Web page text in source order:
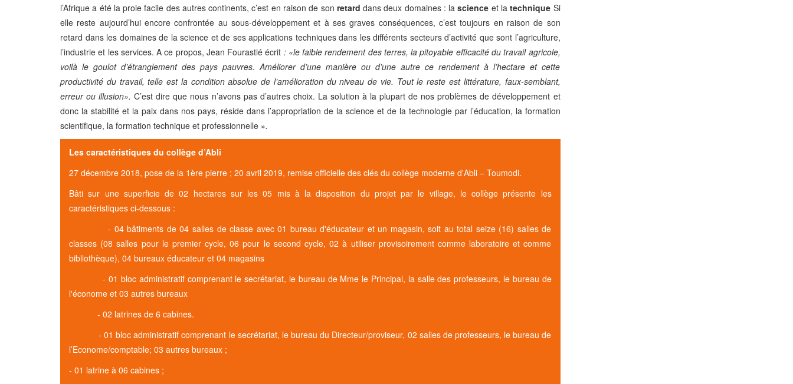
l’Afrique a été la proie facile des autres continents, c’est en raison de son retard dans deux domaines : lascience et latechnique Si
elle reste aujourd’hui encore confrontée au sous-développement et à ses graves conséquences, c’est toujours en raison de son
retard dans les domaines de la science et de ses applications techniques dans les différents secteurs d’activité que sont l’agriculture,
l’industrie et les services. A ce propos, Jean Fourastié écrit : «le faible rendement des terres, la pitoyable efficacité du travail agricole,
voilà le goulot d’étranglement des pays pauvres. Améliorer d’une manière ou d’une autre ce rendement à l’hectare et cette
productivité du travail, telle est la condition absolue de l’amélioration du niveau de vie. Tout le reste est littérature, faux-semblant,
erreur ou illusion».C’est dire que nous n’avons pas d’autres choix. La solution à la plupart de nos problèmes de développement et
donc la stabilité et la paix dans nos pays, réside dans l’appropriation de la science et de la technologie par l’éducation, la formation
scientifique, la formation technique et professionnelle ».
Les caractéristiques du collège d’Abli
27 décembre 2018, pose de la 1ère pierre ; 20 avril 2019, remise officielle des clés du collège moderne d'Abli – Toumodi.
Bâti sur une superficie de 02 hectares sur les 05 mis à la disposition du projet par le village, le collège présente les
caractéristiques ci-dessous :
- 04 bâtiments de 04 salles de classe avec 01 bureau d'éducateur et un magasin, soit au total seize (16) salles de
classes (08 salles pour le premier cycle, 06 pour le second cycle, 02 à utiliser provisoirement comme laboratoire et comme
bibliothèque), 04 bureaux éducateur et 04 magasins
- 01 bloc administratif comprenant le secrétariat, le bureau de Mme le Principal, la salle des professeurs, le bureau de
l'économe et 03 autres bureaux
- 02 latrines de 6 cabines.
- 01 bloc administratif comprenant le secrétariat, le bureau du Directeur/proviseur, 02 salles de professeurs, le bureau de
l’Econome/comptable; 03 autres bureaux ;
- 01 latrine à 06 cabines ;